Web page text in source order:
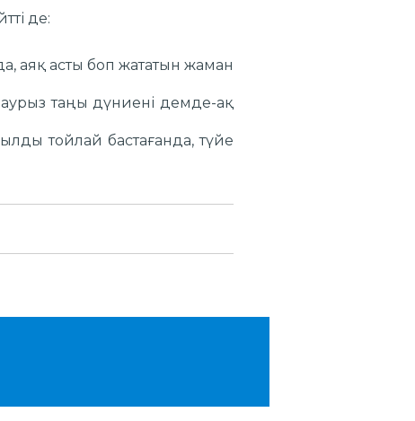
де:
аяқ асты боп жататын жаман
таңы дүниені демде-ақ
тойлай бастағанда, түйе